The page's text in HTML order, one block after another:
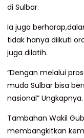
di Sulbar.
Ia juga
tidak hanya diikuti
juga dilatih.
“Dengan melalui
muda Sulbar bisa
nasional” Ungkapnya.
Tambahan Wakil
membangkitkan